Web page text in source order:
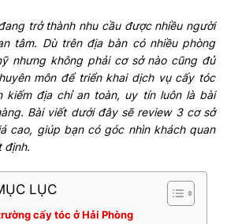
trở thành nhu cầu được nhiều người
tâm. Dù trên địa bàn có nhiều phòng
nhưng không phải cơ sở nào cũng đủ
môn để triển khai dịch vụ cấy tóc
kiếm địa chỉ an toàn, uy tín luôn là bài
Bài viết dưới đây sẽ review 3 cơ sở
cao, giúp bạn có góc nhìn khách quan
định.
LỤC
cấy tóc ở Hải Phòng